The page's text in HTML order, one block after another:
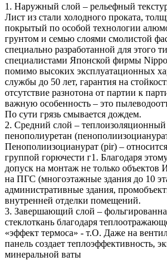
1. Наружный слой – рельефный
Лист из стали холодного проката,
покрытый по особой технологии
грунтом и семью слоями смолистой
специально разработанной для этого
специалистами Японской фирмы
помимо высоких эксплуатационных
службы до 50 лет, гарантия на
отсутствие разнотона от партии к
важную особенность – это
По сути грязь смывается дождем.
2. Средний слой –
пенополиуретан
Пенополиизоцианурат (pir) –
группой горючести г1. Благодаря
допуск на монтаж не только
на ПГС (многоэтажные здания до 10
административные здания,
внутренней отделки помещений.
3. Завершающий слой –
стеклоткань благодаря
«эффект термоса» - т.О. Даже на
панель создает теплоэффективность,
минеральной ваты